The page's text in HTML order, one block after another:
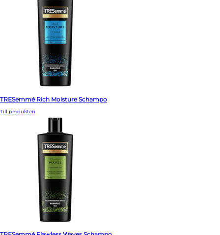
TRESemmé Rich Moisture Schampo
Till produkten